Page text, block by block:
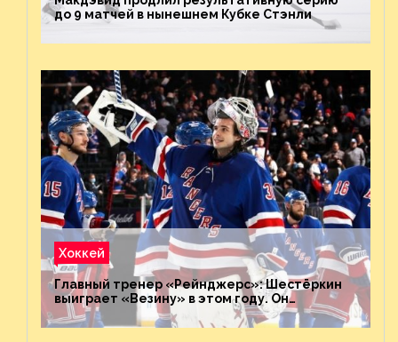
до 9 матчей в нынешнем Кубке Стэнли
Хоккей
Главный тренер «Рейнджерс»: Шестёркин
выиграет «Везину» в этом году. Он
невероятен